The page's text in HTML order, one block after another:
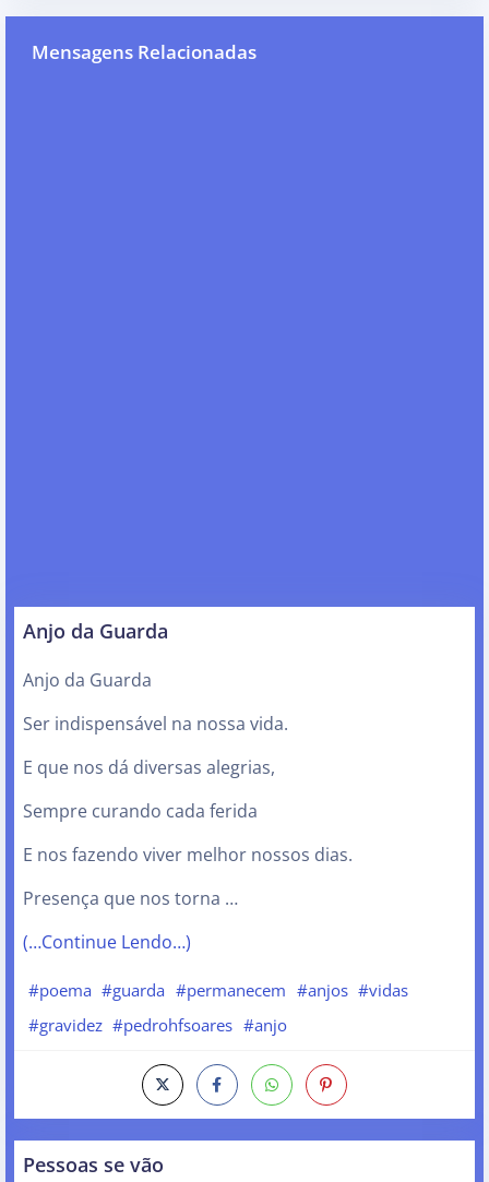
Mensagens Relacionadas
Anjo da Guarda
Anjo da Guarda
Ser indispensável na nossa vida.
E que nos dá diversas alegrias,
Sempre curando cada ferida
E nos fazendo viver melhor nossos dias.
Presença que nos torna …
(…Continue Lendo…)
#poema #guarda #permanecem #anjos #vidas
#gravidez #pedrohfsoares #anjo
Pessoas se vão